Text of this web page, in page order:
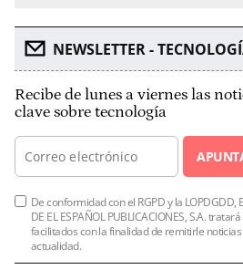
NEWSLETTER -
Recibe de lunes a viernes las
clave sobre tecnología
De conformidad con el RGPD y la LOPDGDD,
DE EL ESPAÑOL PUBLICACIONES, S.A.
facilitados con la finalidad de remitirle
actualidad.